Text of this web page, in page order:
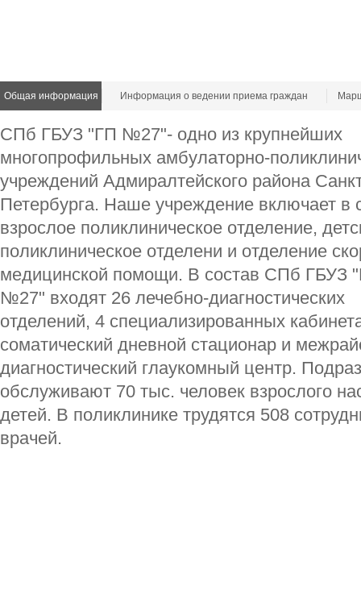
Общая информация Информация о ведении приема граждан
СПб ГБУЗ "ГП №27"- одно из крупнейших
многопрофильных амбулаторно-
учреждений Адмиралтейского района
Петербурга. Наше учреждение включает в
взрослое поликлиническое отделение,
поликлиническое отделени и отделение
медицинской помощи. В состав СПб ГБУЗ
№27" входят 26 лечебно-диагностических
отделений, 4 специализированных
соматический дневной стационар и
диагностический глаукомный центр.
обслуживают 70 тыс. человек взрослого
детей. В поликлинике трудятся 508
врачей.